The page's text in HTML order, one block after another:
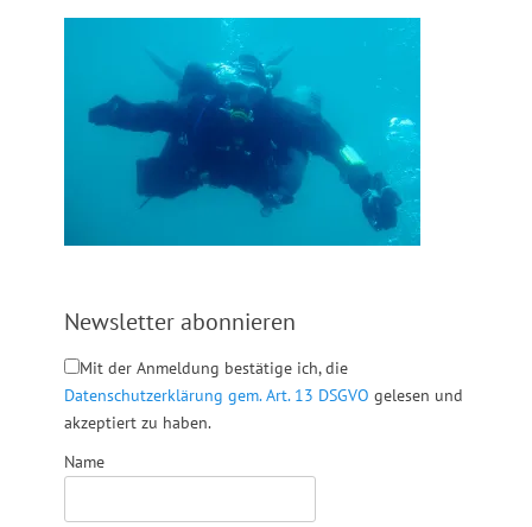
Newsletter abonnieren
Mit der Anmeldung bestätige ich, die
Datenschutzerklärung gem. Art. 13 DSGVO gelesen und
akzeptiert zu haben.
Name